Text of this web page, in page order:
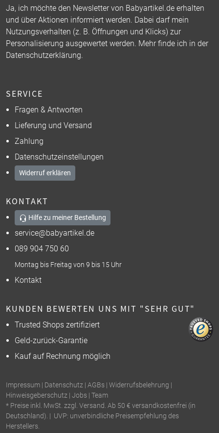
Ja, ich möchte den Newsletter von Babyartikel.de erhalten
und über Aktionen informiert werden. Dabei darf mein
Nutzungsverhalten (z. B. Öffnungen und Klicks) zur
Personalisierung ausgewertet werden. Mehr finde ich in der
Datenschutzerklärung.
SERVICE
Fragen & Antworten
Lieferung und Versand
Zahlung
Datenschutzeinstellungen
Widerruf erklären
KONTAKT
Hilfe zu meiner Bestellung
service@babyartikel.de
089 904 750 60
Montag bis Freitag von 9 bis 15 Uhr
Kontakt
KUNDEN BEWERTEN UNS MIT "SEHR GUT"
Trusted Shops zertifiziert
Geld-zurück-Garantie
Kauf auf Rechnung möglich
Impressum | Datenschutz | AGBs | Widerrufsbelehrung |
Hinweisgeberschutz | Jobs | Team
* Preise inkl. MwSt. zzgl. Versand. Ab 50 € versandkostenfrei (in
Deutschland). | UVP: unverbindliche Preisempfehlung des
Herstellers.